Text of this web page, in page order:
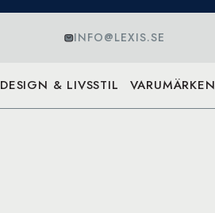
INFO@LEXIS.SE
DESIGN & LIVSSTIL VARUMÄRKEN